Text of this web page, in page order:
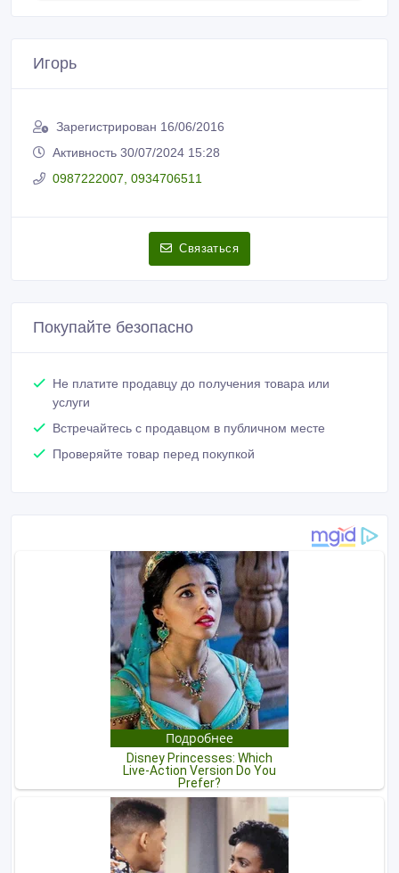
Игорь
Зарегистрирован 16/06/2016
Активность 30/07/2024 15:28
0987222007, 0934706511
Связаться
Покупайте безопасно
Не платите продавцу до получения товара или
услуги
Встречайтесь с продавцом в публичном месте
Проверяйте товар перед покупкой